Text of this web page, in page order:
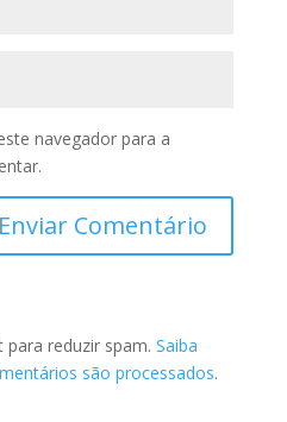
navegador para a
para reduzir spam. Saiba
são processados.